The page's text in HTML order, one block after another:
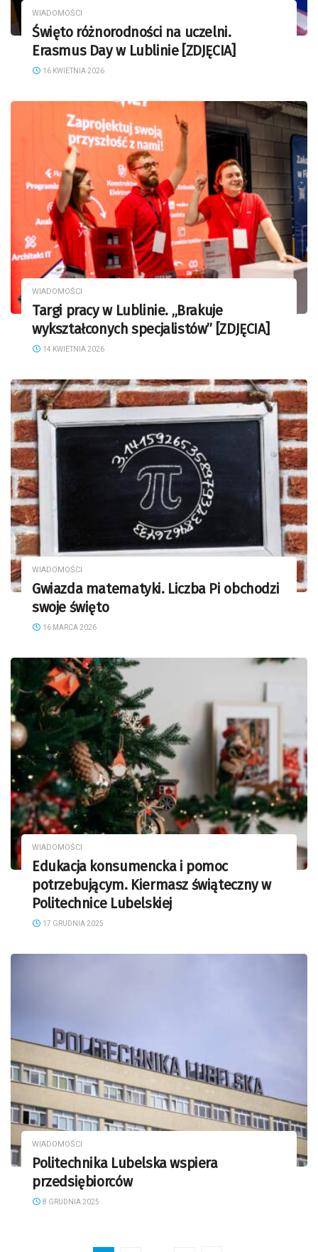
WIADOMOŚCI
Święto różnorodności na uczelni.
Erasmus Day w Lublinie [ZDJĘCIA]
16 KWIETNIA 2026
WIADOMOŚCI
Targi pracy w Lublinie. „Brakuje
wykształconych specjalistów” [ZDJĘCIA]
14 KWIETNIA 2026
WIADOMOŚCI
Gwiazda matematyki. Liczba Pi obchodzi
swoje święto
16 MARCA 2026
WIADOMOŚCI
Edukacja konsumencka i pomoc
potrzebującym. Kiermasz świąteczny w
Politechnice Lubelskiej
17 GRUDNIA 2025
WIADOMOŚCI
Politechnika Lubelska wspiera
przedsiębiorców
8 GRUDNIA 2025